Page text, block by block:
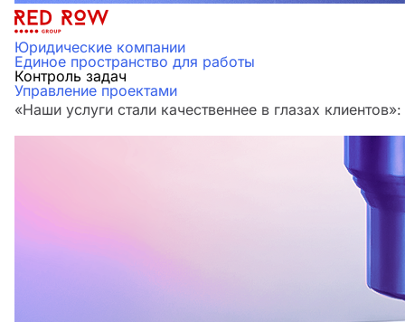
Юридические компании
Единое пространство для работы
Контроль задач
Управление проектами
«Наши услуги стали качественнее в глазах